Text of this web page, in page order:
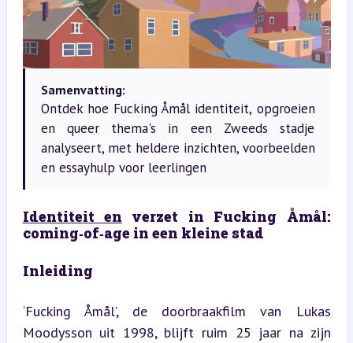
Samenvatting:
Ontdek hoe Fucking Åmål identiteit, opgroeien
en queer thema's in een Zweeds stadje
analyseert, met heldere inzichten, voorbeelden
en essayhulp voor leerlingen
Identiteit en verzet in Fucking Åmål:
coming‑of‑age in een kleine stad
Inleiding
‘Fucking Åmål’, de doorbraakfilm van Lukas
Moodysson uit 1998, blijft ruim 25 jaar na zijn